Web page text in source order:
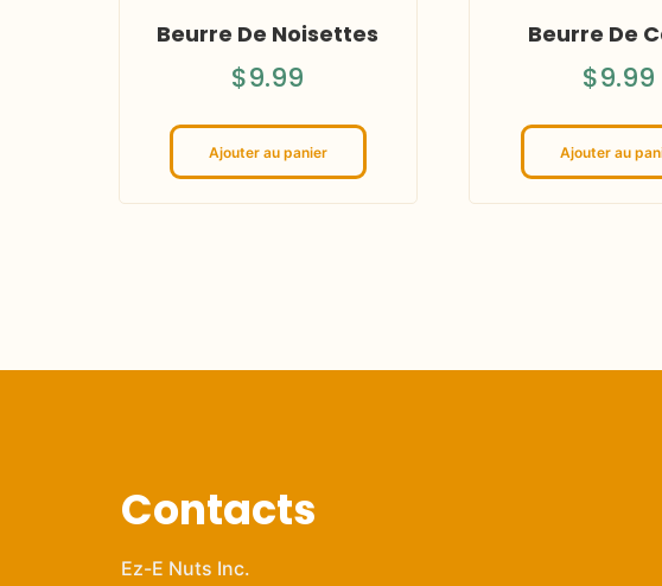
Beurre De Noisettes
$9.99
Ajouter au panier
Beurre De
$9.99
Ajouter au
Contacts
Ez-E Nuts Inc.